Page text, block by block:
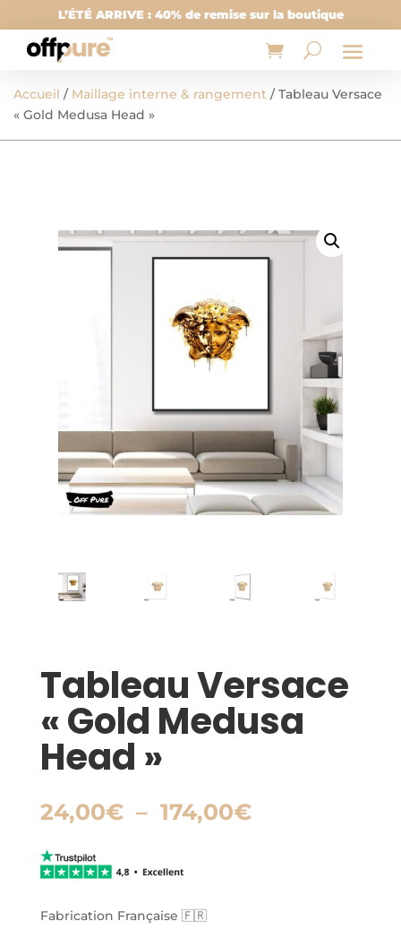
L’ÉTÉ ARRIVE : 40% de remise sur la boutique
Accueil / Maillage interne & rangement / Tableau Versace
« Gold Medusa Head »
Tableau Versace
« Gold Medusa
Head »
24,00€ – 174,00€Plage
Fabrication Française 🇫🇷